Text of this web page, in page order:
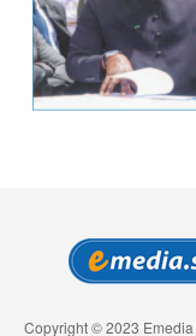
Copyright © 2023 Emedia